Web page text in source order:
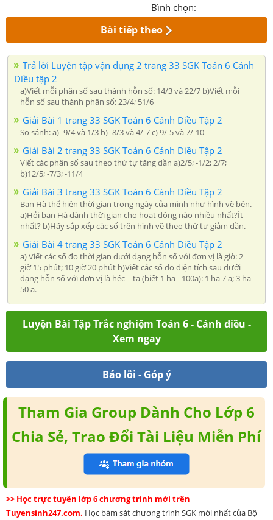
Bình chọn:
Bài tiếp theo
Trả lời Luyện tập vận dụng 2 trang 33 SGK Toán 6 Cánh
Diều tập 2
a)Viết mỗi phân số sau thành hỗn số: 14/3 và 22/7 b)Viết mỗi
hỗn số sau thành phân số: 23/4; 51/6
Giải Bài 1 trang 33 SGK Toán 6 Cánh Diều Tập 2
So sánh: a) -9/4 và 1/3 b) -8/3 và 4/-7 c) 9/-5 và 7/-10
Giải Bài 2 trang 33 SGK Toán 6 Cánh Diều Tập 2
Viết các phân số sau theo thứ tự tăng dần a)2/5; -1/2; 2/7;
b)12/5; -7/3; -11/4
Giải Bài 3 trang 33 SGK Toán 6 Cánh Diều Tập 2
Bạn Hà thể hiện thời gian trong ngày của mình như hình vẽ bên.
a)Hỏi bạn Hà dành thời gian cho hoạt động nào nhiều nhất?Ít
nhất? b)Hãy sắp xếp các số trên hình vẽ theo thứ tự giảm dần.
Giải Bài 4 trang 33 SGK Toán 6 Cánh Diều Tập 2
a) Viết các số đo thời gian dưới dạng hỗn số với đơn vị là giờ: 2
giờ 15 phút; 10 giờ 20 phút b)Viết các số đo diện tích sau dưới
dạng hỗn số với đơn vị là héc – ta (biết 1 ha= 100a): 1 ha 7 a; 3 ha
50 a.
Luyện Bài Tập Trắc nghiệm Toán 6 - Cánh diều -
Xem ngay
Báo lỗi - Góp ý
Tham Gia Group Dành Cho Lớp 6
Chia Sẻ, Trao Đổi Tài Liệu Miễn Phí
>> Học trực tuyến lớp 6 chương trình mới trên
Tuyensinh247.com. Học bám sát chương trình SGK mới nhất của Bộ